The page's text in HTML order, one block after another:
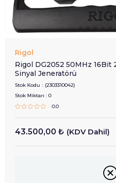
Rigol
Rigol DG2052 50MHz 16Bit
Sinyal Jeneratörü
Stok Kodu
(2303310042)
Stok Miktarı : 0
0.0
43.500,00 ₺ (KDV Dahil)